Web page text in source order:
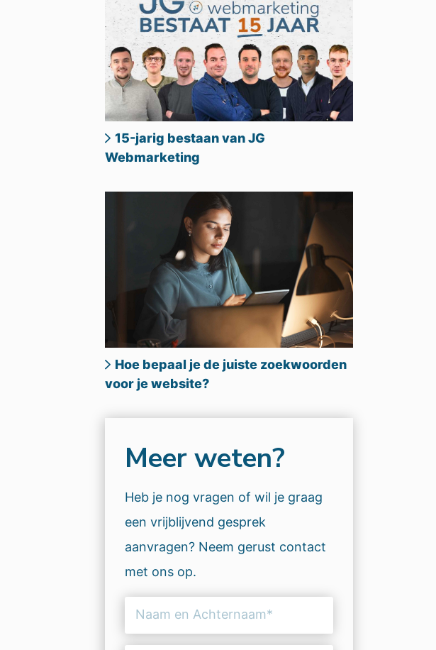
15-jarig bestaan van JG
Webmarketing
Hoe bepaal je de juiste zoekwoorden
voor je website?
Meer weten?
Heb je nog vragen of wil je graag
een vrijblijvend gesprek
aanvragen? Neem gerust contact
met ons op.
en